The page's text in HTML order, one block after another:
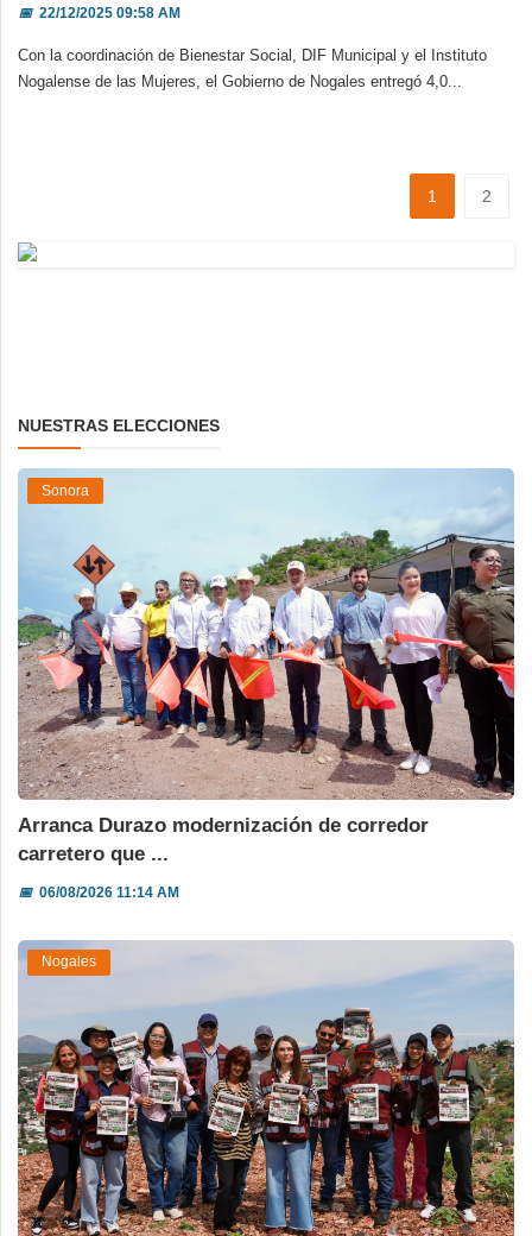
📅22/12/2025 09:58 AM
Con la coordinación de Bienestar Social, DIF Municipal y el Instituto
Nogalense de las Mujeres, el Gobierno de Nogales entregó 4,0...
1 2
NUESTRAS ELECCIONES
Sonora
Arranca Durazo modernización de corredor
carretero que ...
📅06/08/2026 11:14 AM
Nogales